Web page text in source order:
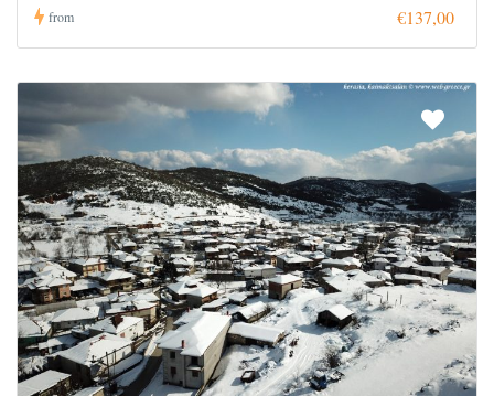
from €137,00